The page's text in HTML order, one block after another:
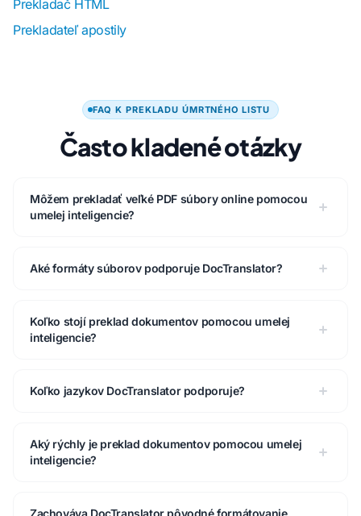
Prekladač HTML
Prekladateľ apostily
FAQ K PREKLADU ÚMRTNÉHO LISTU
Často kladené otázky
Môžem prekladať veľké PDF súbory online pomocou
umelej inteligencie?
Aké formáty súborov podporuje DocTranslator?
Koľko stojí preklad dokumentov pomocou umelej
inteligencie?
Koľko jazykov DocTranslator podporuje?
Aký rýchly je preklad dokumentov pomocou umelej
inteligencie?
Zachováva DocTranslator pôvodné formátovanie